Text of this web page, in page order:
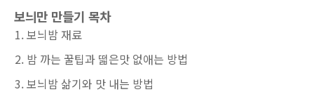
보늬만 만들기 목차
보늬밤 재료
밤 까는 꿀팁과 떫은맛 없애는 방법
보늬밤 삶기와 맛 내는 방법